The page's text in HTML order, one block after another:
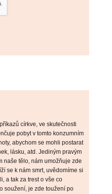
církve, ve skutečnosti
pobyt v tomto konzumním
abychom se mohli postarat
lásku, atd. Jediným pravým
naše tělo, nám umožňuje zde
se k nám smrt, uvědomíme si
a tak za trest o vše co
soužení, je zde toužení po